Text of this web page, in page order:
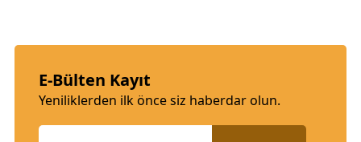
E-Bülten Kayıt
Yeniliklerden ilk önce siz haberdar olun.